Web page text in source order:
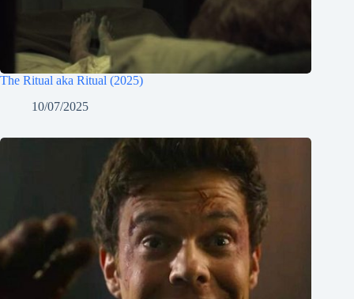
The Ritual aka Ritual (2025)
10/07/2025